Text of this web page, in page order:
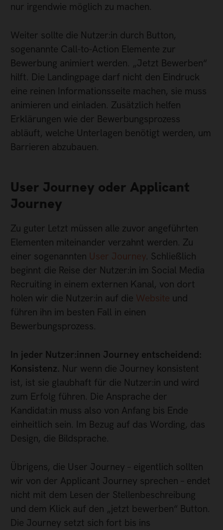
nur irgendwie möglich zu machen.
Weiter sollte die Nutzer:in durch Button,
sogenannte Call-to-Action Elemente zur
Bewerbung animiert werden. „Jetzt Bewerben“
hilft. Die Landingpage darf nicht den Eindruck
eine reinen Informationsseite machen, sie muss
animieren und einladen. Zusätzlich helfen
Erklärungen wie der Bewerbungsprozess
abläuft, welche Unterlagen benötigt werden, um
Barrieren abzubauen.
User Journey oder Applicant
Journey
Zu guter Letzt müssen alle zuvor angeführten
Elementen miteinander verzahnt werden. Zu
einer sogenannten User Journey. Schließlich
beginnt die Reise der Nutzer:in im Social Media
Recruiting in einem externen Kanal, von dort
holen wir die Nutzer:in auf die Website und
führen ihn im besten Fall in einen
Bewerbungsprozess.
In jeder Nutzer:innen Journey entscheidend:
Konsistenz. Nur wenn die Journey konsistent
ist, ist sie glaubhaft für die Nutzer:in und wird
zum Erfolg führen. Die Ansprache der
Kandidat:in muss also von Anfang bis Ende
einheitlich sein. Im Bezug auf das Wording, das
Design, die Bildsprache.
Übrigens, die User Journey – eigentlich sollten
wir von der Applicant Journey sprechen – endet
nicht mit dem Lesen der Stellenbeschreibung
und dem Klick auf den „jetzt bewerben“ Button.
Die Journey setzt sich fort bis ins